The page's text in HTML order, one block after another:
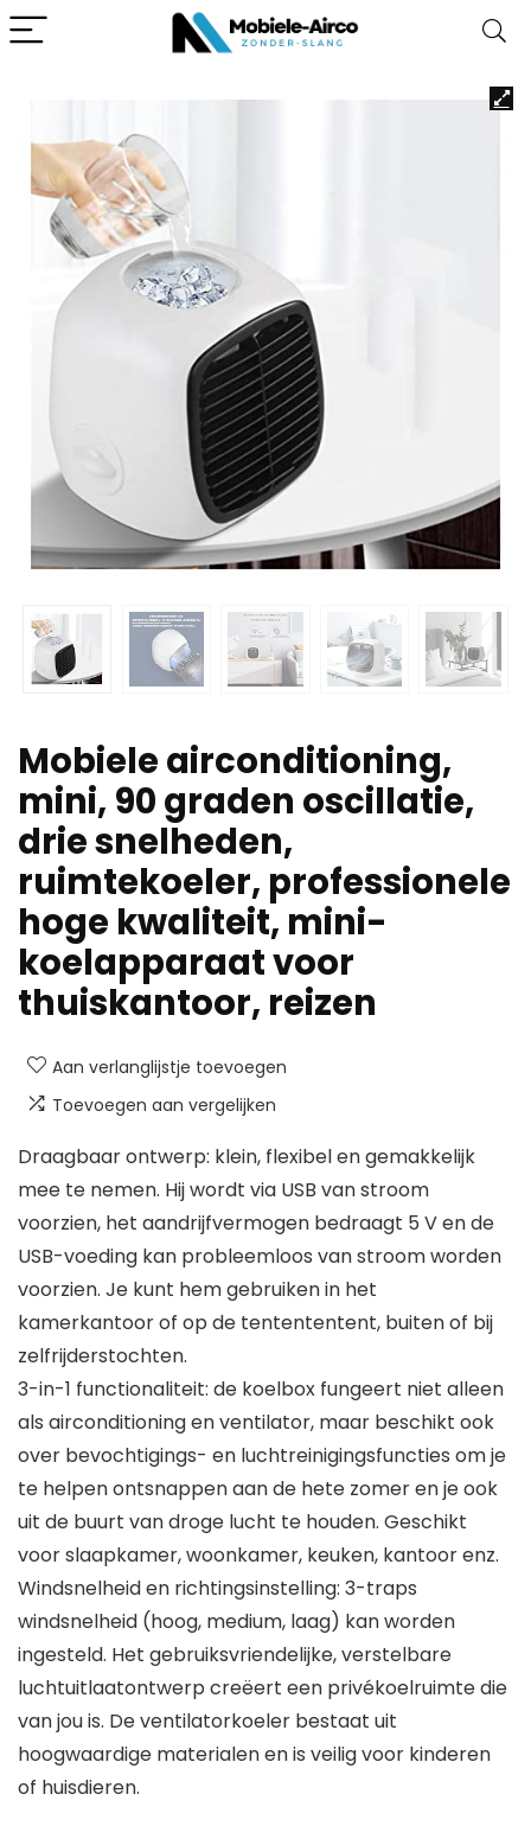
Mobiele airconditioning,
mini, 90 graden oscillatie,
drie snelheden,
ruimtekoeler, professionele
hoge kwaliteit, mini-
koelapparaat voor
thuiskantoor, reizen
Aan verlanglijstje toevoegen
Toevoegen aan vergelijken
Draagbaar ontwerp: klein, flexibel en gemakkelijk
mee te nemen. Hij wordt via USB van stroom
voorzien, het aandrijfvermogen bedraagt 5 V en de
USB-voeding kan probleemloos van stroom worden
voorzien. Je kunt hem gebruiken in het
kamerkantoor of op de tentententent, buiten of bij
zelfrijderstochten.
3-in-1 functionaliteit: de koelbox fungeert niet alleen
als airconditioning en ventilator, maar beschikt ook
over bevochtigings- en luchtreinigingsfuncties om je
te helpen ontsnappen aan de hete zomer en je ook
uit de buurt van droge lucht te houden. Geschikt
voor slaapkamer, woonkamer, keuken, kantoor enz.
Windsnelheid en richtingsinstelling: 3-traps
windsnelheid (hoog, medium, laag) kan worden
ingesteld. Het gebruiksvriendelijke, verstelbare
luchtuitlaatontwerp creëert een privékoelruimte die
van jou is. De ventilatorkoeler bestaat uit
hoogwaardige materialen en is veilig voor kinderen
of huisdieren.